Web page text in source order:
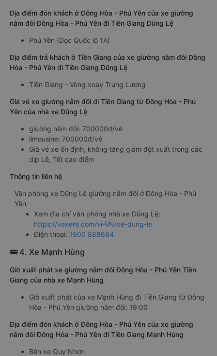
Địa điểm đón khách ở Đông Hòa - Phú Yên của xe giường
nằm đôi Đông Hòa - Phú Yên đi Tiền Giang Dũng Lệ
Phú Yên (Dọc Quốc lộ 1A)
Địa điểm trả khách ở Tiền Giang của xe giường nằm đôi Đông
Hòa - Phú Yên đi Tiền Giang Dũng Lệ
Tiền Giang - Vòng xoay Trung Lương
Giá vé xe giường nằm đôi đi Tiền Giang từ Đông Hòa - Phú
Yên của nhà xe Dũng Lệ
giường nằm đôi: 700000đ/vé
limousine: 700000đ/vé
Giá vé xe ổn định, không tăng giảm đột xuất trong các
dịp Lễ, Tết cao điểm
Thông tin liên hệ
Văn phòng xe Dũng Lệ giường nằm đôi ở Đông Hòa - Phú
Yên:
Xem địa chỉ văn phòng nhà xe Dũng Lệ:
https://vexere.com/vi-VN/xe-dung-le
Điện thoại: 1900 888684
🚌 4. Xe Mạnh Hùng
Giờ xuất phát xe giường nằm đôi Đông Hòa - Phú Yên Tiền
Giang của nhà xe Mạnh Hùng
Giờ xuất phát của xe Mạnh Hùng đi Tiền Giang từ Đông
Hòa - Phú Yên giường nằm đôi: 19:00
Địa điểm đón khách ở Đông Hòa - Phú Yên của xe giường
nằm đôi Đông Hòa - Phú Yên đi Tiền Giang Mạnh Hùng
Bến xe Quy Nhơn